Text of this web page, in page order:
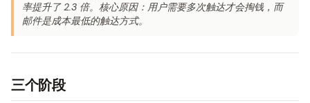
率提升了 2.3 倍。核心原因：用户需要多次触达才会掏钱，而
邮件是成本最低的触达方式。
三个阶段